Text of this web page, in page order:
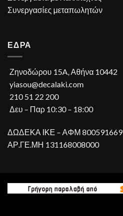
Συνεργασίες μεταπωλητών
ΕΔΡΑ
Ζηνοδώρου 15A, Αθήνα 10442
yiasou@decalaki.com
210 51 22 200
Δευ – Παρ 10:30 – 18:00
ΔΩΔΕΚΑ ΙΚΕ – ΑΦΜ 800591669
ΑΡ.ΓΕ.ΜΗ 131168008000